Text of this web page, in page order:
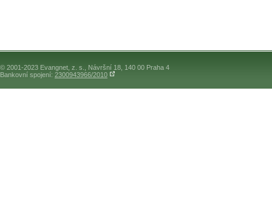
© 2001-2023 Evangnet, z. s., Návršní 18, 140 00 Praha 4
Bankovní spojení: 2300943966/2010